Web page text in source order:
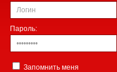
Пароль:
Запомнить меня